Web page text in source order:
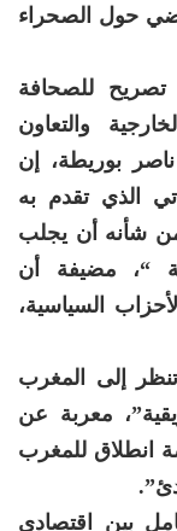
الماضي حول الصحراء
تصريح للصحافة
والتعاون
ناصر بوريطة، إن
الذي تقدم به
من شأنه أن يجلب
“، مضيفة أن
السياسية،
تنظر إلى المغرب
معربة عن
انطلاق للمغرب
بين اقتصادي